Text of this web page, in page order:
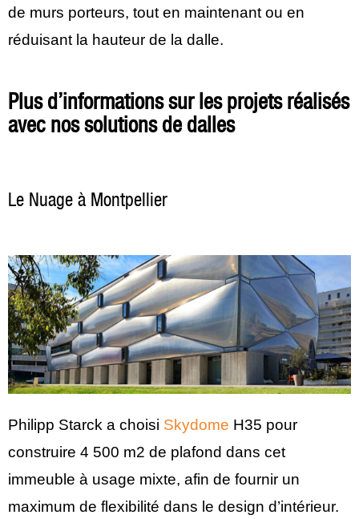
de murs porteurs, tout en maintenant ou en
réduisant la hauteur de la dalle.
Plus d’informations sur les projets réalisés
avec nos solutions de dalles
Le Nuage à Montpellier
Philipp Starck a choisi Skydome H35 pour
construire 4 500 m2 de plafond dans cet
immeuble à usage mixte, afin de fournir un
maximum de flexibilité dans le design d’intérieur.